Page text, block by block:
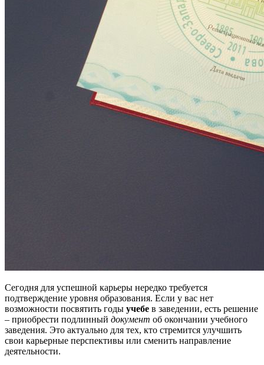
Сегодня для успешной карьеры нередко требуется
подтверждение уровня образования. Если у вас нет
возможности посвятить годы учебе в заведении, есть решение
– приобрести подлинный документ об окончании учебного
заведения. Это актуально для тех, кто стремится улучшить
свои карьерные перспективы или сменить направление
деятельности.